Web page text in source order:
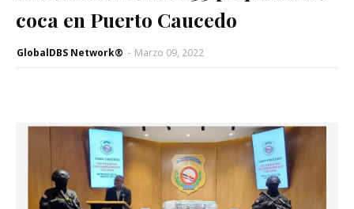
coca en Puerto Caucedo
GlobalDBS Network® - Marzo 09, 2022